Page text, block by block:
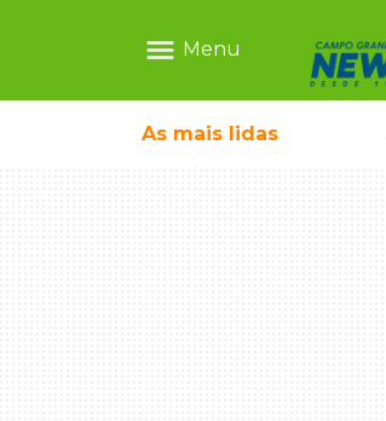
menu Menu
As mais lidas
crianças brasileiras